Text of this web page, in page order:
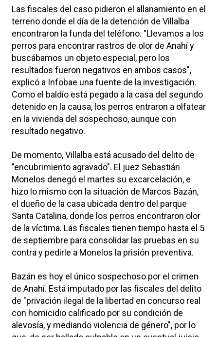
Las fiscales del caso pidieron el allanamiento en el
terreno donde el día de la detención de Villalba
encontraron la funda del teléfono. "Llevamos a los
perros para encontrar rastros de olor de Anahí y
buscábamos un objeto especial, pero los
resultados fueron negativos en ambos casos",
explicó a Infobae una fuente de la investigación.
Como el baldío está pegado a la casa del segundo
detenido en la causa, los perros entraron a olfatear
en la vivienda del sospechoso, aunque con
resultado negativo.
De momento, Villalba está acusado del delito de
"encubrimiento agravado". El juez Sebastián
Monelos denegó el martes su excarcelación, e
hizo lo mismo con la situación de Marcos Bazán,
el dueño de la casa ubicada dentro del parque
Santa Catalina, donde los perros encontraron olor
de la víctima. Las fiscales tienen tiempo hasta el 5
de septiembre para consolidar las pruebas en su
contra y pedirle a Monelos la prisión preventiva.
Bazán es hoy el único sospechoso por el crimen
de Anahí. Está imputado por las fiscales del delito
de "privación ilegal de la libertad en concurso real
con homicidio calificado por su condición de
alevosía, y mediando violencia de género", por lo